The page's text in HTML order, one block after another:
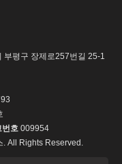
부평구 장제로257번길 25-1
번호 009954
All Rights Reserved.